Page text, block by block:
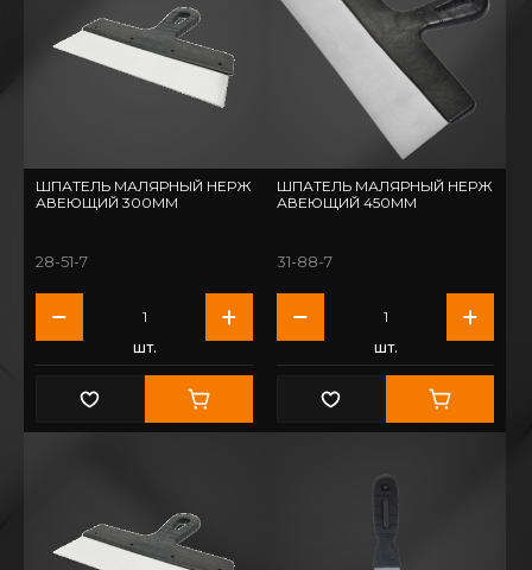
ШПАТЕЛЬ МАЛЯРНЫЙ НЕРЖ
АВЕЮЩИЙ 300ММ
28-51-7
шт.
ШПАТЕЛЬ МАЛЯРНЫЙ НЕРЖ
АВЕЮЩИЙ 450ММ
31-88-7
шт.